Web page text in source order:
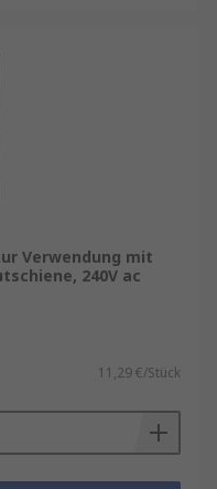
Verwendung mit
240V ac
11,29 €/Stück